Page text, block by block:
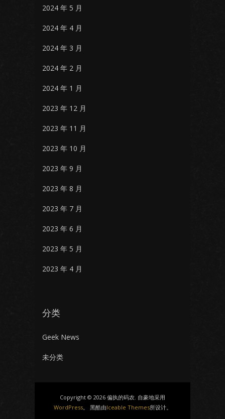
2024 年 5 月
2024 年 4 月
2024 年 3 月
2024 年 2 月
2024 年 1 月
2023 年 12 月
2023 年 11 月
2023 年 10 月
2023 年 9 月
2023 年 8 月
2023 年 7 月
2023 年 6 月
2023 年 5 月
2023 年 4 月
分类
Geek News
未分类
Copyright © 2026 偏执的码农. 自豪地采用
WordPress。 黑酷由Iceable Themes所设计。